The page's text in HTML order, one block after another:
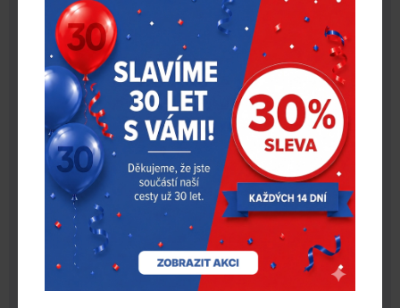
Vozidlo
VZV
Materiál
textil
Počet v balení
2 ks
Varianta produktu
AutoSock AF20
KE STAŽENÍ
Název souboru Stáhnout
Osvědčení o způsobilosti Autosocku pro
ČR
Certifikát AutoSock ÖNORM